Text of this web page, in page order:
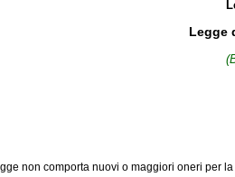
Legge
non comporta nuovi o maggiori oneri per